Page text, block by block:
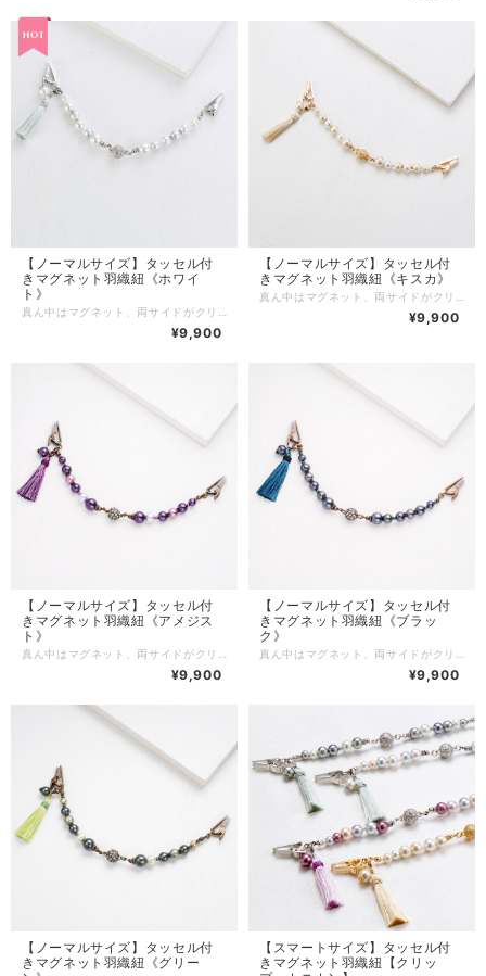
【ノーマルサイズ】タッセル付
きマグネット羽織紐《ホワイ
ト》
¥9,900
【ノーマルサイズ】タッセル付
きマグネット羽織紐《キスカ》
¥9,900
【ノーマルサイズ】タッセル付
きマグネット羽織紐《アメジス
ト》
¥9,900
【ノーマルサイズ】タッセル付
きマグネット羽織紐《ブラッ
ク》
¥9,900
【ノーマルサイズ】タッセル付
きマグネット羽織紐《グリー
【スマートサイズ】タッセル付
きマグネット羽織紐【クリッ